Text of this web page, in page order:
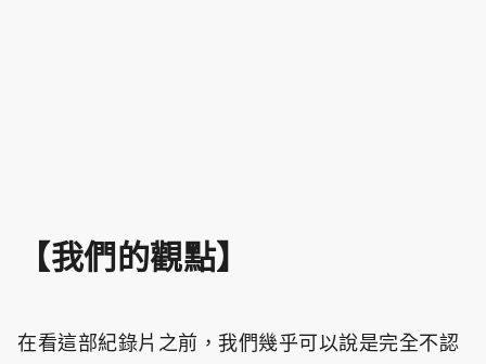
【我們的觀點】
在看這部紀錄片之前，我們幾乎可以說是完全不認